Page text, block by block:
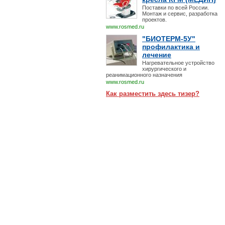
Поставки по всей России.
Монтаж и сервис, разработка
проектов.
www.rosmed.ru
"БИОТЕРМ-5У"
профилактика и
лечение
Нагревательное устройство
хирургического и
реанимационного назначения
www.rosmed.ru
Как разместить здесь тизер?